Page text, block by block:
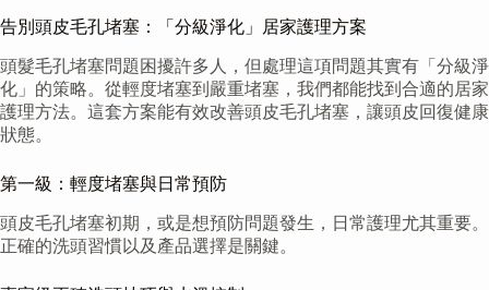
告別頭皮毛孔堵塞：「分級淨化」居家護理方案
頭髮毛孔堵塞問題困擾許多人，但處理這項問題其實有「分級淨
化」的策略。從輕度堵塞到嚴重堵塞，我們都能找到合適的居家
護理方法。這套方案能有效改善頭皮毛孔堵塞，讓頭皮回復健康
狀態。
第一級：輕度堵塞與日常預防
頭皮毛孔堵塞初期，或是想預防問題發生，日常護理尤其重要。
正確的洗頭習慣以及產品選擇是關鍵。